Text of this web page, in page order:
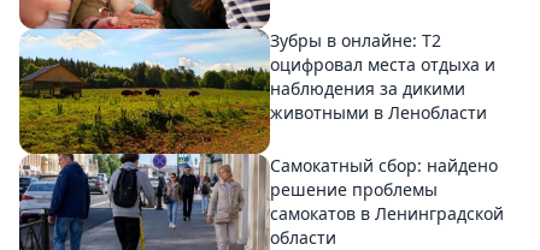
Зубры в онлайне: Т2
оцифровал места отдыха и
наблюдения за дикими
животными в Ленобласти
Самокатный сбор: найдено
решение проблемы
самокатов в Ленинградской
области